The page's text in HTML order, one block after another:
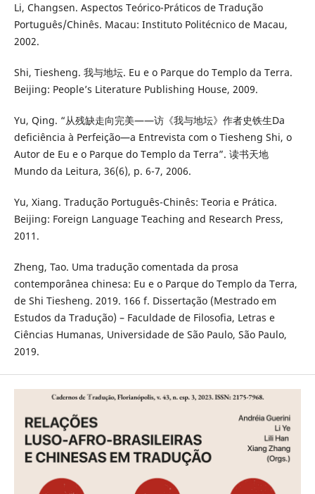
Li, Changsen. Aspectos Teórico-Práticos de Tradução
Português/Chinês. Macau: Instituto Politécnico de Macau,
2002.
Shi, Tiesheng. 我与地坛. Eu e o Parque do Templo da Terra.
Beijing: People’s Literature Publishing House, 2009.
Yu, Qing. “从残缺走向完美——访《我与地坛》作者史铁生Da
deficiência à Perfeição—a Entrevista com o Tiesheng Shi, o
Autor de Eu e o Parque do Templo da Terra”. 读书天地
Mundo da Leitura, 36(6), p. 6-7, 2006.
Yu, Xiang. Tradução Português-Chinês: Teoria e Prática.
Beijing: Foreign Language Teaching and Research Press,
2011.
Zheng, Tao. Uma tradução comentada da prosa
contemporânea chinesa: Eu e o Parque do Templo da Terra,
de Shi Tiesheng. 2019. 166 f. Dissertação (Mestrado em
Estudos da Tradução) – Faculdade de Filosofia, Letras e
Ciências Humanas, Universidade de São Paulo, São Paulo,
2019.